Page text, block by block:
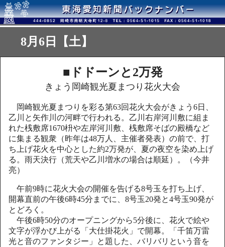
8月6日【土】
■ドドーンと2万発
きょう岡崎観光夏まつり花火大会
岡崎観光夏まつりを彩る第63回花火大会がきょう6日、
乙川と矢作川の河畔で行われる。乙川右岸河川敷に組ま
れた桟敷席1670枡や左岸河川敷、桟敷席そばの殿橋など
に集まる観衆（昨年は48万人、主催者発表）の前で、打
ち上げ花火を中心とした約2万発が、夏の夜空を染め上げ
る。雨天決行（荒天や乙川増水の場合は順延）。（今井
亮）
午前9時に花火大会の開催を告げる8号玉を打ち上げ、
開幕直前の午後6時45分までに、8号玉20発と4号玉90発が
とどろく。
午後6時50分のオープニングから5分後に、花火で絵や
文字が浮かび上がる「大仕掛花火」で開幕。「千笛万雷
光と音のファンタジー」と題した、バリバリという音を